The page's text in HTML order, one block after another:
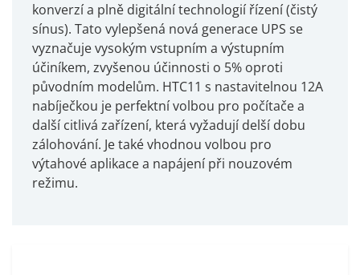
konverzí a plně digitální technologií řízení (čistý
sínus). Tato vylepšená nová generace UPS se
vyznačuje vysokým vstupním a výstupním
účiníkem, zvyšenou účinnosti o 5% oproti
původním modelům. HTC11 s nastavitelnou 12A
nabíječkou je perfektní volbou pro počítače a
další citlivá zařízení, která vyžadují delší dobu
zálohování. Je také vhodnou volbou pro
výtahové aplikace a napájení při nouzovém
režimu.